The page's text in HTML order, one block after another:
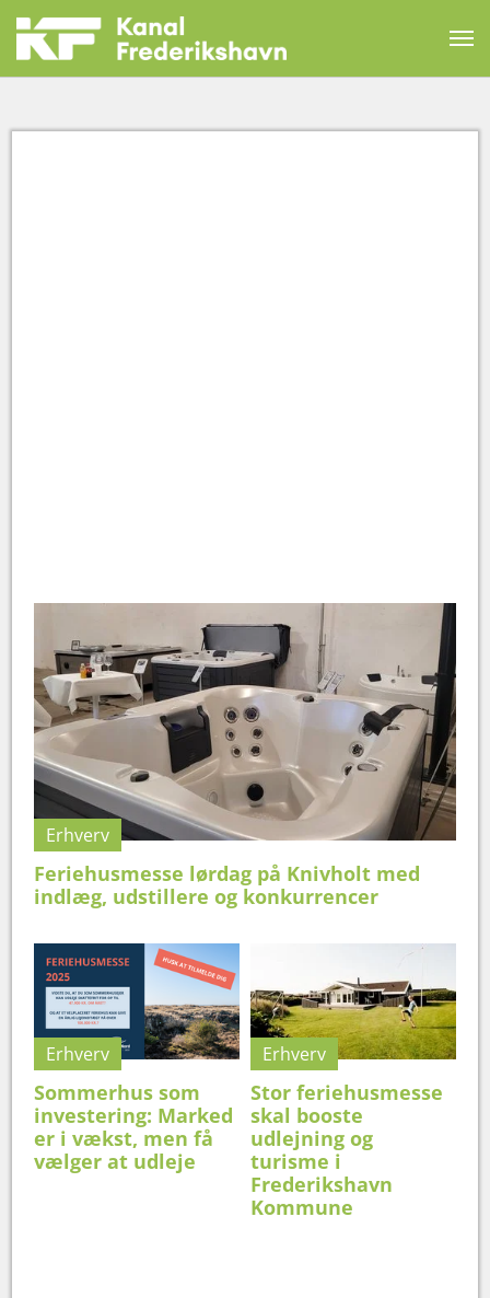
Erhverv
Feriehusmesse lørdag på Knivholt med
indlæg, udstillere og konkurrencer
Erhverv
Sommerhus som
investering: Marked
er i vækst, men få
vælger at udleje
Erhverv
Stor feriehusmesse
skal booste
udlejning og
turisme i
Frederikshavn
Kommune